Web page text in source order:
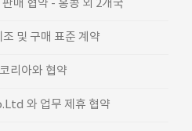
매 협약 - 홍콩 외 2개국
및 구매 표준 계약
리아와 협약
와 업무 제휴 협약